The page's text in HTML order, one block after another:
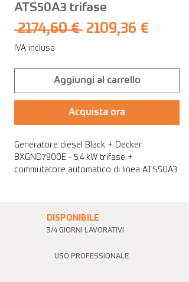
ATS50A3 trifase
2174,60 € Prezzo
2109,36 €
IVA inclusa
Aggiungi al carrello
Acquista ora
Generatore diesel Black + Decker
BXGND7900E - 5,4 kW trifase +
commutatore automatico di linea ATS50A3
DISPONIBILE
3/4 GIORNI LAVORATIVI
USO PROFESSIONALE